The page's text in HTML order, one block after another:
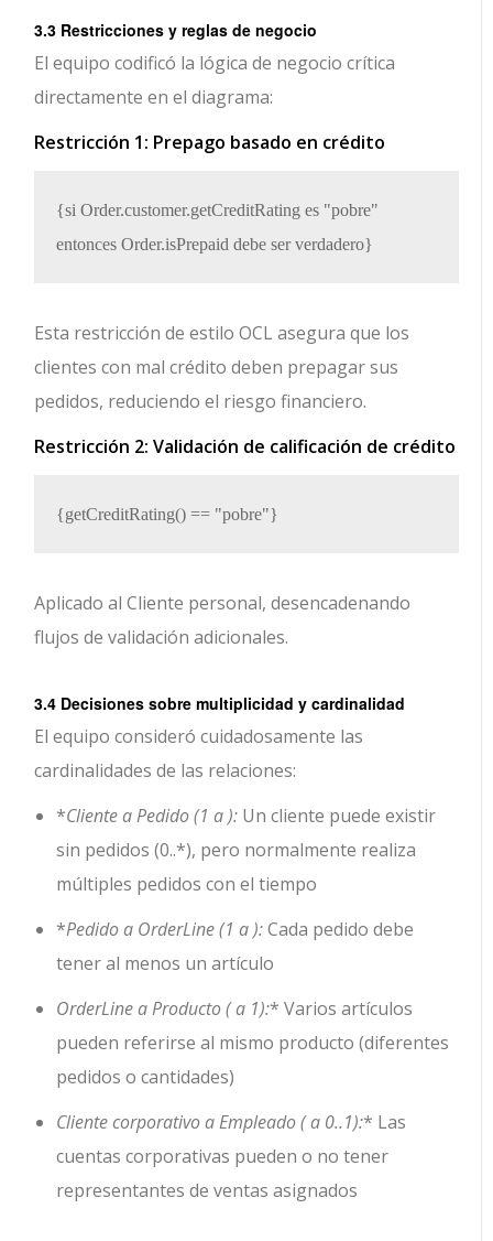
3.3 Restricciones y reglas de negocio
El equipo codificó la lógica de negocio crítica
directamente en el diagrama:
Restricción 1: Prepago basado en crédito
{si Order.customer.getCreditRating es "pobre"
Esta restricción de estilo OCL asegura que los
clientes con mal crédito deben prepagar sus
pedidos, reduciendo el riesgo financiero.
Restricción 2: Validación de calificación de crédito
Aplicado al Cliente personal, desencadenando
flujos de validación adicionales.
3.4 Decisiones sobre multiplicidad y cardinalidad
El equipo consideró cuidadosamente las
cardinalidades de las relaciones:
*Cliente a Pedido (1 a ): Un cliente puede existir
sin pedidos (0..*), pero normalmente realiza
múltiples pedidos con el tiempo
*Pedido a OrderLine (1 a ):Cada pedido debe
tener al menos un artículo
OrderLine a Producto ( a 1):* Varios artículos
pueden referirse al mismo producto (diferentes
pedidos o cantidades)
Cliente corporativo a Empleado ( a 0..1):* Las
cuentas corporativas pueden o no tener
representantes de ventas asignados